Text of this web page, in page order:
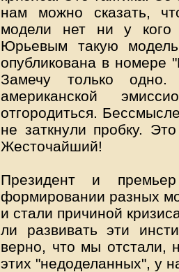
нам можно сказать,
модели нет ни у
Юрьевым такую
опубликована в номере
Замечу только
американской
отгородиться.
не заткнули пробку.
Жесточайший!
Президент и
формировании разных
и стали причиной
ли развивать эти
верно, что мы отстали,
этих "недоделанных", у